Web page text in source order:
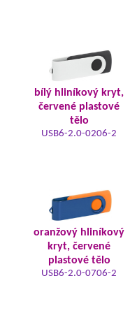
bílý hliníkový kryt,
červené plastové
tělo
USB6-2.0-0206-2
oranžový hliníkový
kryt, červené
plastové tělo
USB6-2.0-0706-2